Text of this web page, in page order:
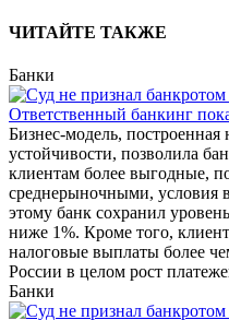
ЧИТАЙТЕ ТАКЖЕ
Банки
Ответственный банкинг
Бизнес-модель,
устойчивости, позволила
клиентам более выгодные,
среднерыночными, условия
этому банк сохранил
ниже 1%. Кроме того,
налоговые выплаты более
России в целом рост
Банки